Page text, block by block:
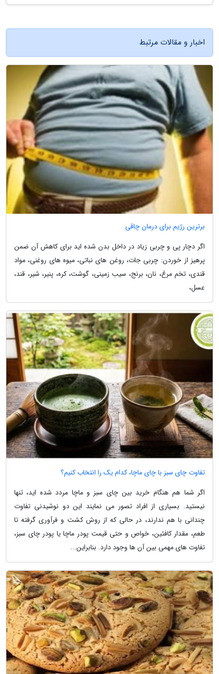
اخبار و مقالات مرتبط
برترین رژیم برای درمان چاقی
اگر دچار پی و چربی زیاد در داخل بدن شده اید برای کاهش آن ضمن
پرهیز از خوردن: چربی جات، روغن های نباتی، میوه های روغنی، مواد
قندی، تخم مرغ، نان، برنج، سیب زمینی، گوشت، کره، پنیر، شیر، قند،
عسل،
تفاوت چای سبز با چای ماچا، کدام یک را انتخاب کنیم؟
اگر شما هم هنگام خرید بین چای سبز و ماچا مردد شده اید، تنها
نیستید. بسیاری از افراد تصور می نمایند این دو نوشیدنی تفاوت
چندانی با هم ندارند، در حالی که از روش کشت و فرآوری گرفته تا
طعم، مقدار کافئین، خواص و حتی قیمت پودر ماچا یا پودر چای سبز،
تفاوت های مهمی بین آن ها وجود دارد. بنابراین...